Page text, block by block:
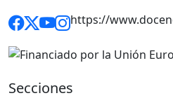
https://
Secciones